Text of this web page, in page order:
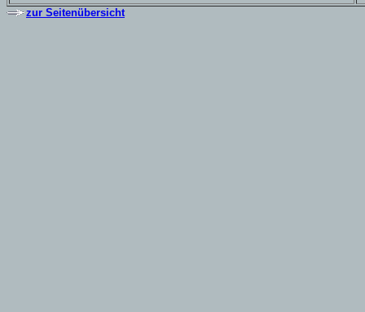
zur Seitenübersicht